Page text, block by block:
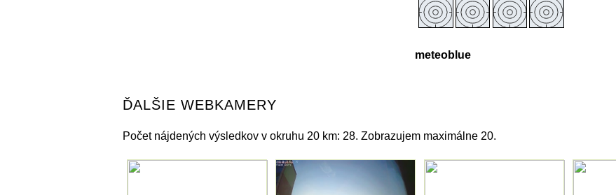
meteoblue
ĎALŠIE WEBKAMERY
Počet nájdených výsledkov v okruhu 20 km: 28. Zobrazujem maximálne 20.